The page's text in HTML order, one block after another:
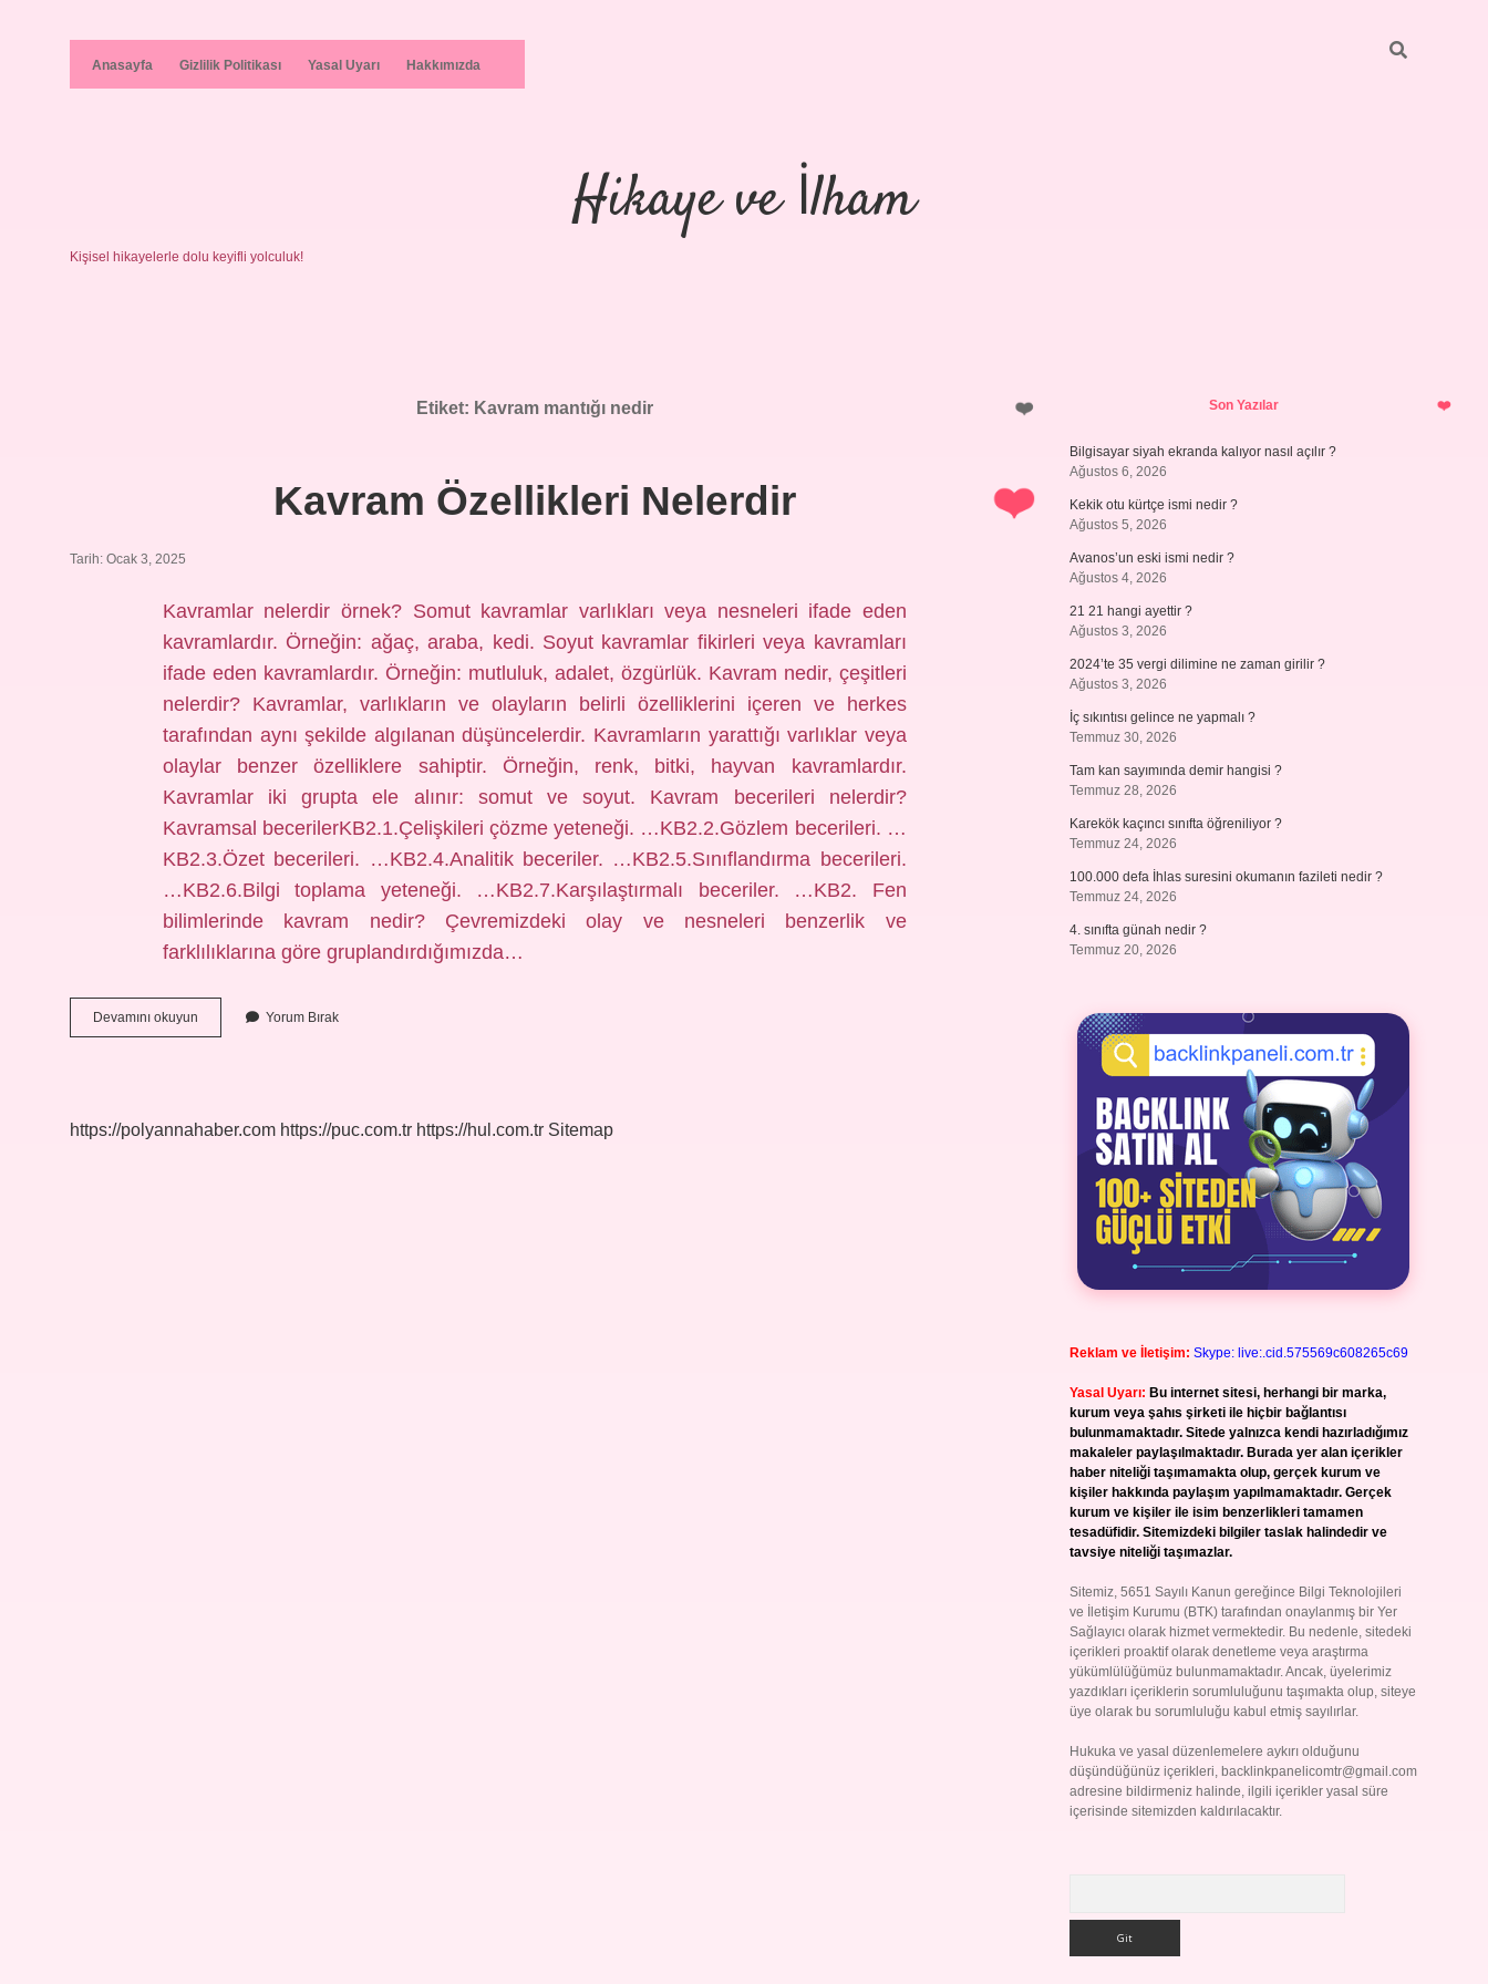
Anasayfa Gizlilik Politikası Yasal Uyarı Hakkımızda
Hikaye ve İlham
Kişisel hikayelerle dolu keyifli yolculuk!
Etiket: Kavram mantığı nedir
Kavram Özellikleri Nelerdir
Tarih: Ocak 3, 2025
Kavramlar nelerdir örnek? Somut kavramlar varlıkları veya nesneleri ifade eden
kavramlardır. Örneğin: ağaç, araba, kedi. Soyut kavramlar fikirleri veya kavramları
ifade eden kavramlardır. Örneğin: mutluluk, adalet, özgürlük. Kavram nedir, çeşitleri
nelerdir? Kavramlar, varlıkların ve olayların belirli özelliklerini içeren ve herkes
tarafından aynı şekilde algılanan düşüncelerdir. Kavramların yarattığı varlıklar veya
olaylar benzer özelliklere sahiptir. Örneğin, renk, bitki, hayvan kavramlardır.
Kavramlar iki grupta ele alınır: somut ve soyut. Kavram becerileri nelerdir?
Kavramsal becerilerKB2.1.Çelişkileri çözme yeteneği. …KB2.2.Gözlem becerileri. …
KB2.3.Özet becerileri. …KB2.4.Analitik beceriler. …KB2.5.Sınıflandırma becerileri.
…KB2.6.Bilgi toplama yeteneği. …KB2.7.Karşılaştırmalı beceriler. …KB2. Fen
bilimlerinde kavram nedir? Çevremizdeki olay ve nesneleri benzerlik ve
farklılıklarına göre gruplandırdığımızda…
Devamını okuyun
Özellikleri
Yorum Bırak
https://polyannahaber.com https://puc.com.tr https://hul.com.tr Sitemap
SidebarSon Yazılar
Bilgisayar siyah ekranda kalıyor nasıl açılır ?
Ağustos 6, 2026
Kekik otu kürtçe ismi nedir ?
Ağustos 5, 2026
Avanos’un eski ismi nedir ?
Ağustos 4, 2026
21 21 hangi ayettir ?
Ağustos 3, 2026
2024’te 35 vergi dilimine ne zaman girilir ?
Ağustos 3, 2026
İç sıkıntısı gelince ne yapmalı ?
Temmuz 30, 2026
Tam kan sayımında demir hangisi ?
Temmuz 28, 2026
Karekök kaçıncı sınıfta öğreniliyor ?
Temmuz 24, 2026
100.000 defa İhlas suresini okumanın fazileti nedir ?
Temmuz 24, 2026
4. sınıfta günah nedir ?
Temmuz 20, 2026
Reklam ve İletişim: Skype: live:.cid.575569c608265c69
Yasal Uyarı: Bu internet sitesi, herhangi bir marka,
kurum veya şahıs şirketi ile hiçbir bağlantısı
bulunmamaktadır. Sitede yalnızca kendi hazırladığımız
makaleler paylaşılmaktadır. Burada yer alan içerikler
haber niteliği taşımamakta olup, gerçek kurum ve
kişiler hakkında paylaşım yapılmamaktadır. Gerçek
kurum ve kişiler ile isim benzerlikleri tamamen
tesadüfidir. Sitemizdeki bilgiler taslak halindedir ve
tavsiye niteliği taşımazlar.
Sitemiz, 5651 Sayılı Kanun gereğince Bilgi Teknolojileri
ve İletişim Kurumu (BTK) tarafından onaylanmış bir Yer
Sağlayıcı olarak hizmet vermektedir. Bu nedenle, sitedeki
içerikleri proaktif olarak denetleme veya araştırma
yükümlülüğümüz bulunmamaktadır. Ancak, üyelerimiz
yazdıkları içeriklerin sorumluluğunu taşımakta olup, siteye
üye olarak bu sorumluluğu kabul etmiş sayılırlar.
Hukuka ve yasal düzenlemelere aykırı olduğunu
düşündüğünüz içerikleri, backlinkpanelicomtr@gmail.com
adresine bildirmeniz halinde, ilgili içerikler yasal süre
içerisinde sitemizden kaldırılacaktır.